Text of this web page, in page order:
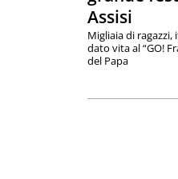
Assisi
Migliaia di
dato vita al “GO!
del Papa